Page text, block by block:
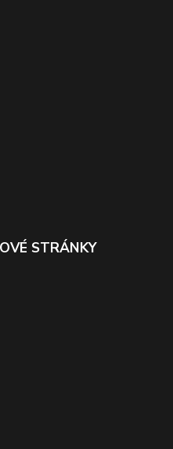
STRÁNKY